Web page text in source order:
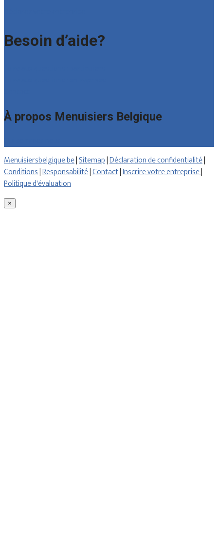
Besoin d’aide?
À propos Menuisiers Belgique
Menuisiersbelgique.be|Sitemap|Déclaration de confidentialité|
Conditions|Responsabilité|Contact|Inscrire votre entreprise|
Politique d'évaluation
×